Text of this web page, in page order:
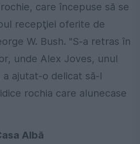
care începuse să se
recepţiei oferite de
W. Bush. "S-a retras în
unde Alex Joves, unul
ajutat-o delicat să-l
rochia care alunecase
Albă